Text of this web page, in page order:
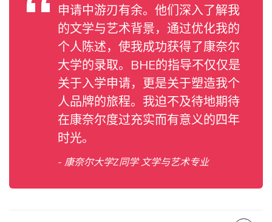
申请中游刃有余。他们深入了解我
的文学与艺术背景，通过优化我的
个人陈述，使我成功获得了康奈尔
大学的录取。BHE的指导不仅仅是
关于入学申请，更是关于塑造我个
人品牌的旅程。我迫不及待地期待
在康奈尔度过充实而有意义的四年
时光。
- 康奈尔大学Z同学 文学与艺术专业